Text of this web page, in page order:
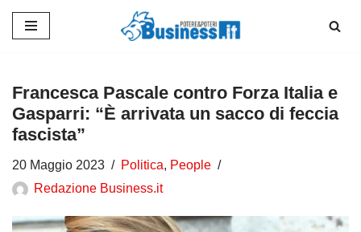
contenuto
Francesca Pascale contro Forza Italia e
Gasparri: “È arrivata un sacco di feccia
fascista”
20 Maggio 2023 Politica, People
Redazione Business.it